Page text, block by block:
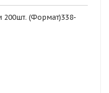
200шт. (Формат)338-